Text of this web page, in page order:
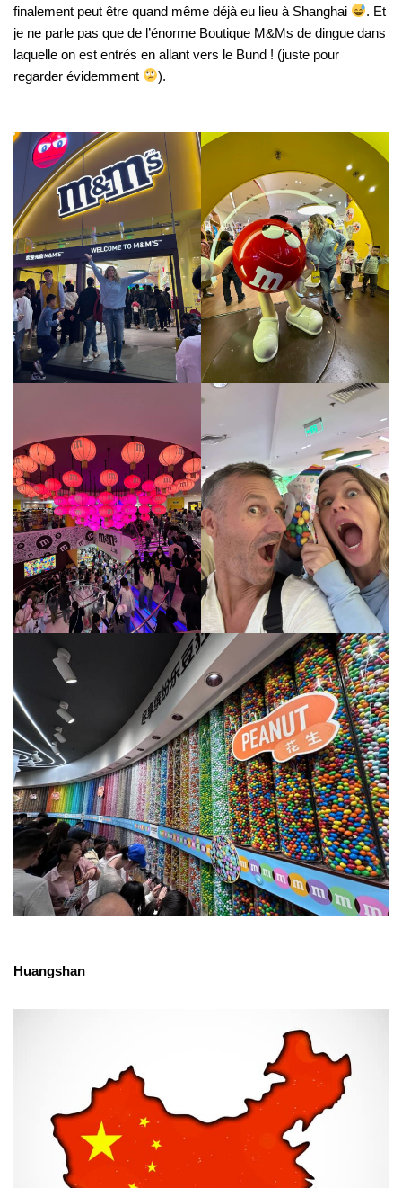
finalement peut être quand même déjà eu lieu à Shanghai
. Et
je ne parle pas que de l’énorme Boutique M&Ms de dingue dans
laquelle on est entrés en allant vers le Bund ! (juste pour
regarder évidemment
).
Huangshan